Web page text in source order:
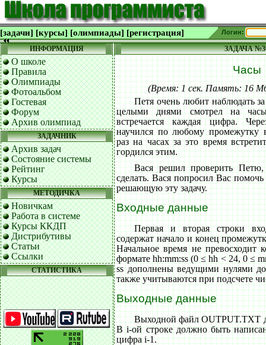
[задачи] [курсы] [олимпиады] [регистрация] Логин:
ИНФОРМАЦИЯ
О школе
Правила
Олимпиады
Фотоальбом
Гостевая
Форум
Архив олимпиад
ЗАДАЧНИК
Архив задач
Состояние системы
Рейтинг
Курсы
МЕТОДИЧКА
Новичкам
Работа в системе
Курсы ККДП
Дистрибутивы
Статьи
Ссылки
СТАТИСТИКА
ЗАДАЧА
Часы
(Время: 1 сек. Память: 16
Петя очень любит наблюдать
целыми днями смотрел на
встречается каждая цифра.
научился по любому промежутку
раз на часах за это время
гордился этим.
Вася решил проверить
сделать. Вася попросил Вас
решающую эту задачу.
Входные данные
Первая и вторая строки
содержат начало и конец
Начальное время не превосходит
формате hh:mm:ss (0 ≤ hh < 24, 0 ≤
ss дополнены ведущими нулями
также учитываются при подсчете
Выходные данные
Выходной файл OUTPUT.TXT
В i-ой строке должно быть
цифра i-1.